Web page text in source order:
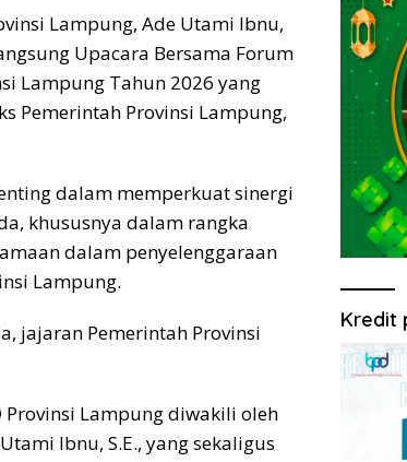
Lampung, Ade Utami Ibnu,
Upacara Bersama Forum
Lampung Tahun 2026 yang
Pemerintah Provinsi Lampung,
dalam memperkuat sinergi
khususnya dalam rangka
dalam penyelenggaraan
Lampung.
jajaran Pemerintah Provinsi
Provinsi Lampung diwakili oleh
Ibnu, S.E., yang sekaligus
Kredit